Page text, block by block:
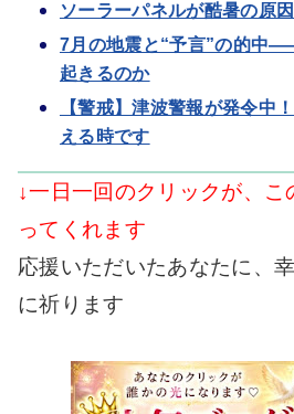
ソーラーパネルが酷暑の原
7月の地震と“予言”の的中
起きるのか
【警戒】津波警報が発令中
える時です
↓一日一回のクリックが、こ
ってくれます
応援いただいたあなたに、
に祈ります